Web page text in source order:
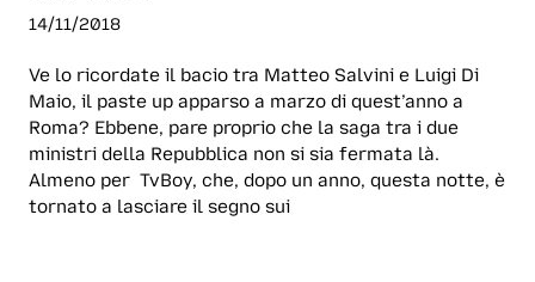
14/11/2018
Ve lo ricordate il bacio tra Matteo Salvini e Luigi Di
Maio, il paste up apparso a marzo di quest’anno a
Roma? Ebbene, pare proprio che la saga tra i due
ministri della Repubblica non si sia fermata là.
Almeno per TvBoy, che, dopo un anno, questa notte, è
tornato a lasciare il segno sui